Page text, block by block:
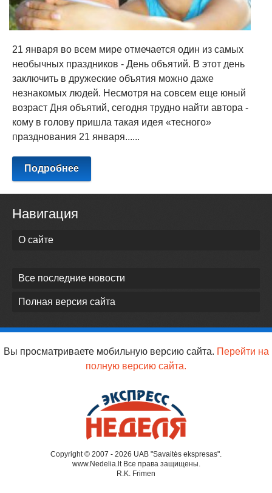
21 января во всем мире отмечается один из самых
необычных праздников - День объятий. В этот день
заключить в дружеские объятия можно даже
незнакомых людей. Несмотря на совсем еще юный
возраст Дня объятий, сегодня трудно найти автора -
кому в голову пришла такая идея «тесного»
празднования 21 января......
Подробнее
Навигация
О сайте
Все последние новости
Полная версия сайта
Вы просматриваете мобильную версию сайта. Перейти на
полную версию сайта.
Copyright © 2007 - 2026 UAB "Savaitės ekspresas".
www.Nedelia.lt Все права защищены.
R.K. Frimen